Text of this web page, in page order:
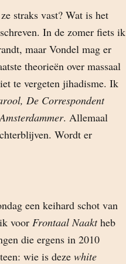
straks vast? Wat is het
In de zomer fiets ik
maar Vondel mag er
theorieën over massaal
te vergeten jihadisme. Ik
De Correspondent
. Allemaal
Wordt er
een keihard schot van
voor Frontaal Naaktheb
die ergens in 2010
wie is deze white